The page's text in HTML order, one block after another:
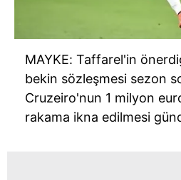
MAYKE: Taffarel'in
bekin sözleşmesi sezon
Cruzeiro'nun 1 milyon
rakama ikna edilmesi